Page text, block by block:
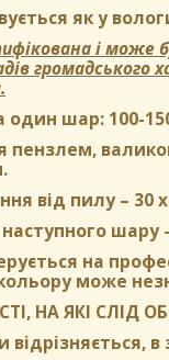
як у
і може
один шар: 100-
пензлем,
від пилу– 30
шару
на
може
НА ЯКІ СЛІД